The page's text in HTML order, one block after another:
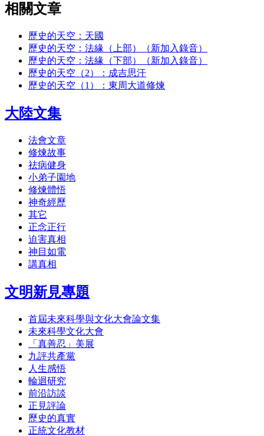
相關文章
歷史的天空：天國
歷史的天空：法緣（上部）（新加入錄音）
歷史的天空：法緣（下部）（新加入錄音）
歷史的天空（2）：成吉思汗
歷史的天空（1）：東周大道修煉
大陸文集
法會文章
修煉故事
祛病健身
小弟子園地
修煉體悟
神奇經歷
其它
正念正行
迫害真相
神目如電
講真相
文明新見專題
首屆未來科學與文化大會論文集
未來科學文化大會
「真善忍」美展
九評共產黨
人生感悟
輪迴研究
前沿訪談
正見評論
歷史的真實
正統文化教材